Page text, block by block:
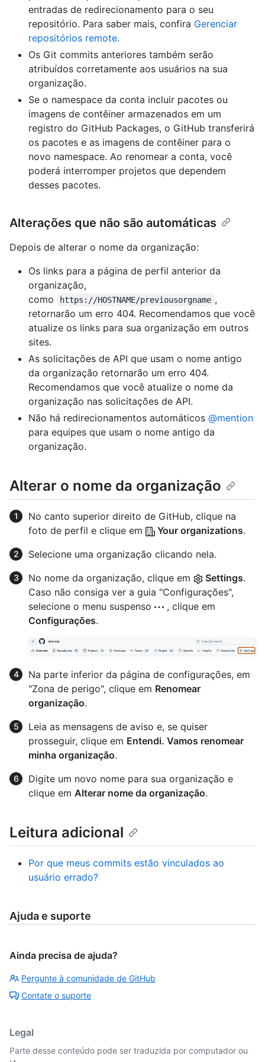
entradas de redirecionamento para o seu
repositório. Para saber mais, confira Gerenciar
repositórios remote.
Os Git commits anteriores também serão
atribuídos corretamente aos usuários na sua
organização.
Se o namespace da conta incluir pacotes ou
imagens de contêiner armazenados em um
registro do GitHub Packages, o GitHub transferirá
os pacotes e as imagens de contêiner para o
novo namespace. Ao renomear a conta, você
poderá interromper projetos que dependem
desses pacotes.
Alterações que não são automáticas
Depois de alterar o nome da organização:
Os links para a página de perfil anterior da
organização,
como
https://HOSTNAME/previousorgname ,
retornarão um erro 404. Recomendamos que você
atualize os links para sua organização em outros
sites.
As solicitações de API que usam o nome antigo
da organização retornarão um erro 404.
Recomendamos que você atualize o nome da
organização nas solicitações de API.
Não há redirecionamentos automáticos @mention
para equipes que usam o nome antigo da
organização.
Alterar o nome da organização
No canto superior direito de GitHub, clique na
foto de perfil e clique em
Your organizations.
Selecione uma organização clicando nela.
No nome da organização, clique em
Settings.
Caso não consiga ver a guia "Configurações",
selecione o menu suspenso
, clique em
Configurações.
Na parte inferior da página de configurações, em
"Zona de perigo", clique em Renomear
organização.
Leia as mensagens de aviso e, se quiser
prosseguir, clique em Entendi. Vamos renomear
minha organização.
Digite um novo nome para sua organização e
clique em Alterar nome da organização.
Leitura adicional
Por que meus commits estão vinculados ao
usuário errado?
Ajuda e suporte
Ainda precisa de ajuda?
Pergunte à comunidade de GitHub
Contate o suporte
Legal
Parte desse conteúdo pode ser traduzida por computador ou